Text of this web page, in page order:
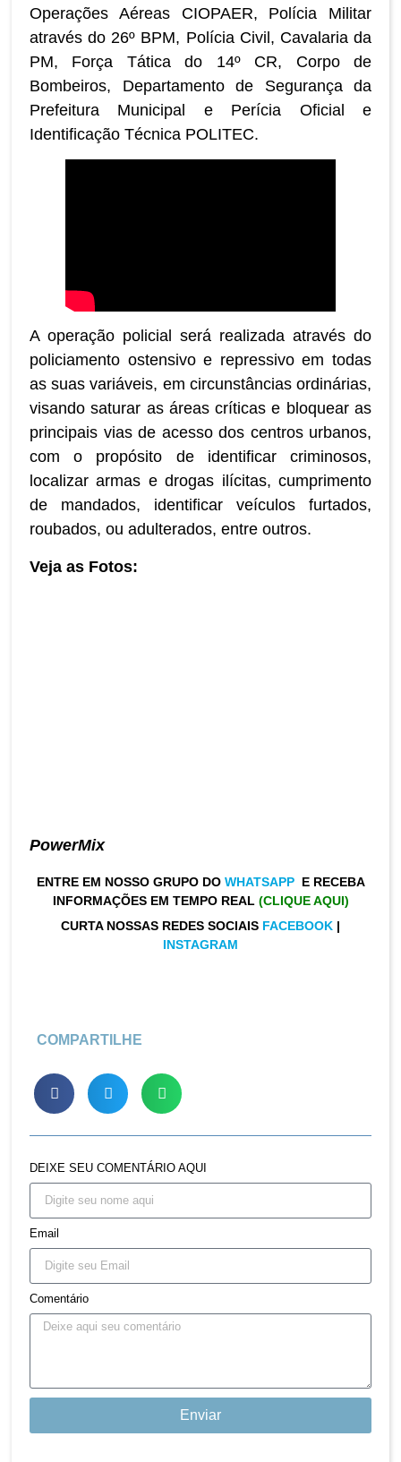
Operações Aéreas CIOPAER, Polícia Militar
através do 26º BPM, Polícia Civil, Cavalaria da
PM, Força Tática do 14º CR, Corpo de
Bombeiros, Departamento de Segurança da
Prefeitura Municipal e Perícia Oficial e
Identificação Técnica POLITEC.
A operação policial será realizada através do
policiamento ostensivo e repressivo em todas
as suas variáveis, em circunstâncias ordinárias,
visando saturar as áreas críticas e bloquear as
principais vias de acesso dos centros urbanos,
com o propósito de identificar criminosos,
localizar armas e drogas ilícitas, cumprimento
de mandados, identificar veículos furtados,
roubados, ou adulterados, entre outros.
Veja as Fotos:
PowerMix
ENTRE EM NOSSO GRUPO DO WHATSAPP E RECEBA
INFORMAÇÕES EM TEMPO REAL (CLIQUE AQUI)
CURTA NOSSAS REDES SOCIAIS FACEBOOK |
INSTAGRAM
COMPARTILHE
DEIXE SEU COMENTÁRIO AQUI
Email
Comentário
Enviar